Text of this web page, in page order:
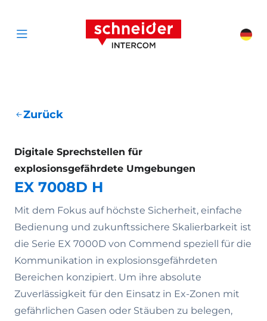
Open menu
Schneider
Zurück
Digitale Sprechstellen für
explosionsgefährdete Umgebungen
EX 7008D H
Mit dem Fokus auf höchste Sicherheit, einfache
Bedienung und zukunftssichere Skalierbarkeit ist
die Serie EX 7000D von Commend speziell für die
Kommunikation in explosionsgefährdeten
Bereichen konzipiert. Um ihre absolute
Zuverlässigkeit für den Einsatz in Ex-Zonen mit
gefährlichen Gasen oder Stäuben zu belegen,